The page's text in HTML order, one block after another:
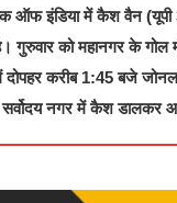
ऑफ इंडिया में कैश वैन
गुरुवार को महानगर के गोल
दोपहर करीब 1:45 बजे
नगर में कैश डालकर